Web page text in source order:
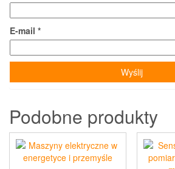
E-mail *
Podobne produkty